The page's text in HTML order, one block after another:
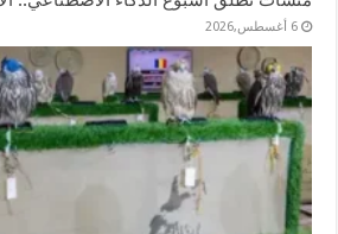
6 أغسطس,2026